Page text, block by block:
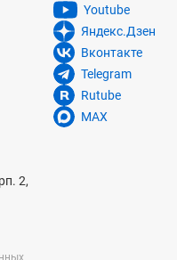
2,
Youtube
Яндекс.Дзен
Вконтакте
Telegram
Rutube
MAX